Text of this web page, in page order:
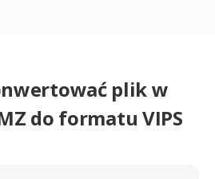
plik w
do formatu VIPS